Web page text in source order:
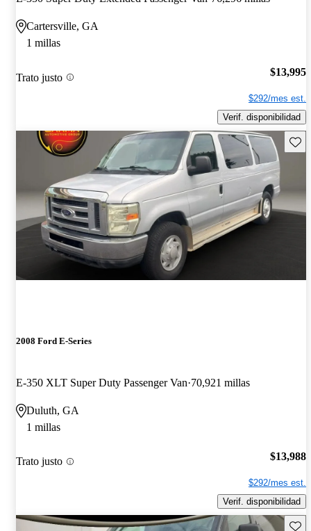
Cartersville, GA
1 millas
Trato justo $13,995
$292/mes est.
Verif. disponibilidad
2008 Ford E-Series
E-350 XLT Super Duty Passenger Van 70,921 millas
Duluth, GA
1 millas
Trato justo $13,988
$292/mes est.
Verif. disponibilidad